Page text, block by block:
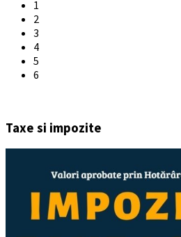
1
2
3
4
5
6
calendar
Taxe si impozite